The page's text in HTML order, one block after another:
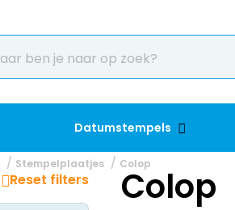
Datumstempels
Stempelplaatjes Colop
Colop
Reset filters